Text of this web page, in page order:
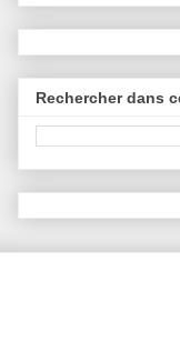
Rechercher dans